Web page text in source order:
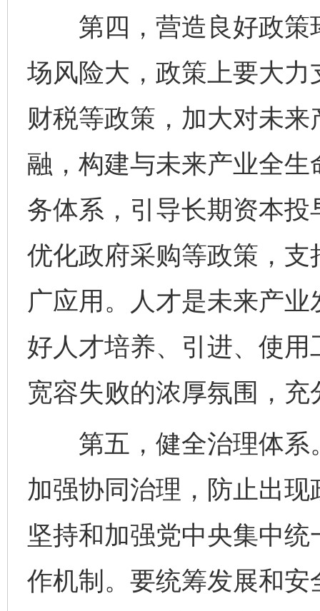
第四，营造良好政策
场风险大，政策上要大
财税等政策，加大对未
融，构建与未来产业全
务体系，引导长期资本
优化政府采购等政策，
广应用。人才是未来产
好人才培养、引进、使
宽容失败的浓厚氛围，
第五，健全治理体系
加强协同治理，防止出
坚持和加强党中央集中
作机制。要统筹发展和